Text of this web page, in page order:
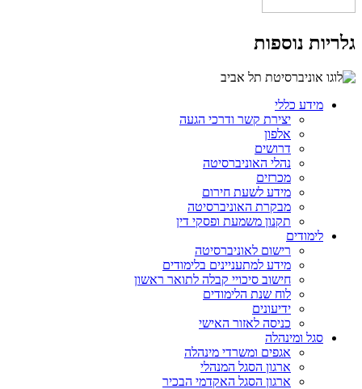
גלריות נוספות
מידע כללי
יצירת קשר ודרכי הגעה
אלפון
דרושים
נהלי האוניברסיטה
מכרזים
מידע לשעת חירום
מבקרת האוניברסיטה
תקנון משמעת ופסקי דין
לימודים
רישום לאוניברסיטה
מידע למתעניינים בלימודים
חישוב סיכויי קבלה לתואר ראשון
לוח שנת הלימודים
ידיעונים
כניסה לאזור האישי
סגל ומינהלה
אגפים ומשרדי מינהלה
ארגון הסגל המנהלי
ארגון הסגל האקדמי הבכיר